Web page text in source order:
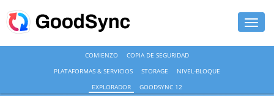
COMIENZO
COPIA DE SEGURIDAD
PLATAFORMAS & SERVICIOS
STORAGE
NIVEL-BLOQUE
EXPLORADOR
GOODSYNC 12